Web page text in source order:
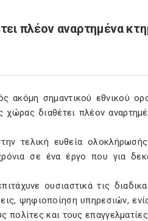
πλέον αναρτημένα
ακόμη σημαντικού εθνικού
διαθέτει πλέον
τελική ευθεία
σε ένα έργο που για
ουσιαστικά τις
ψηφιοποίηση υπηρεσιών,
και τους